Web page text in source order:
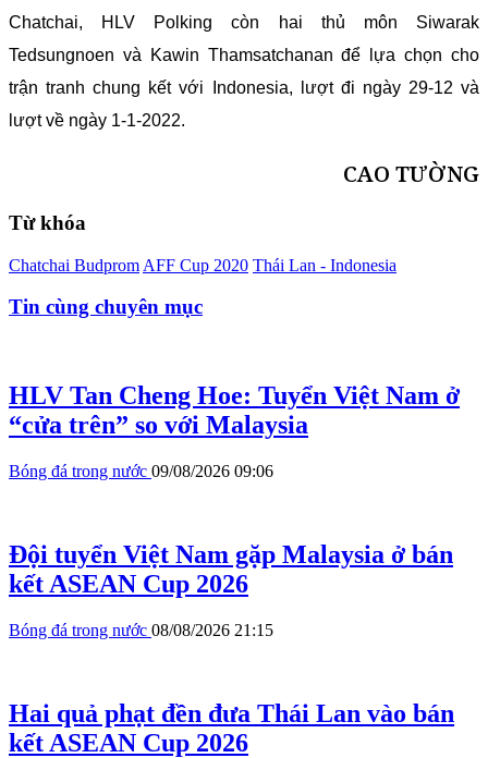
Chatchai, HLV Polking còn hai thủ môn Siwarak
Tedsungnoen và Kawin Thamsatchanan để lựa chọn cho
trận tranh chung kết với Indonesia, lượt đi ngày 29-12 và
lượt về ngày 1-1-2022.
CAO TƯỜNG
Từ khóa
Chatchai Budprom AFF Cup 2020 Thái Lan - Indonesia
Tin cùng chuyên mục
HLV Tan Cheng Hoe: Tuyển Việt Nam ở
“cửa trên” so với Malaysia
Bóng đá trong nước 09/08/2026 09:06
Đội tuyển Việt Nam gặp Malaysia ở bán
kết ASEAN Cup 2026
Bóng đá trong nước 08/08/2026 21:15
Hai quả phạt đền đưa Thái Lan vào bán
kết ASEAN Cup 2026